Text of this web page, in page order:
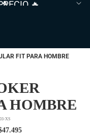
🔥 🔥
FIT PARA HOMBRE
HOMBRE
XS